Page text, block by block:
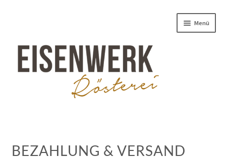
springen
springen
Menü
BEZAHLUNG & VERSAND